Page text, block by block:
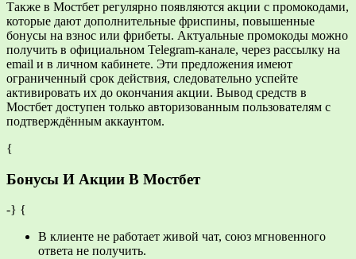
Также в Мостбет регулярно появляются акции с промокодами,
которые дают дополнительные фриспины, повышенные
бонусы на взнос или фрибеты. Актуальные промокоды можно
получить в официальном Telegram-канале, через рассылку на
email и в личном кабинете. Эти предложения имеют
ограниченный срок действия, следовательно успейте
активировать их до окончания акции. Вывод средств в
Мостбет доступен только авторизованным пользователям с
подтверждённым аккаунтом.
{
Бонусы И Акции В Мостбет
-} {
В клиенте не работает живой чат, союз мгновенного
ответа не получить.